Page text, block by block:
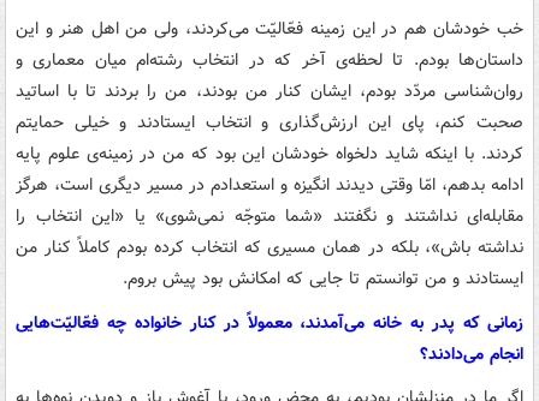
خب خودشان هم در این زمینه فعّالیّت می‌کردند، ولی من اهل هنر و این
داستان‌ها بودم. تا لحظه‌ی آخر که در انتخاب رشته‌ام میان معماری و
روان‌شناسی مردّد بودم، ایشان کنار من بودند، من را بردند تا با اساتید
صحبت کنم، پای این ارزش‌گذاری و انتخاب ایستادند و خیلی حمایتم
کردند. با اینکه شاید دلخواه خودشان این بود که من در زمینه‌ی علوم پایه
ادامه بدهم، امّا وقتی دیدند انگیزه و استعدادم در مسیر دیگری است، هرگز
مقابله‌ای نداشتند و نگفتند «شما متوجّه نمی‌شوی» یا «این انتخاب را
نداشته باش»، بلکه در همان مسیری که انتخاب کرده بودم کاملاً کنار من
ایستادند و من توانستم تا جایی که امکانش بود پیش بروم.
زمانی که پدر به خانه می‌آمدند، معمولاً در کنار خانواده چه فعّالیّت‌هایی
انجام می‌دادند؟